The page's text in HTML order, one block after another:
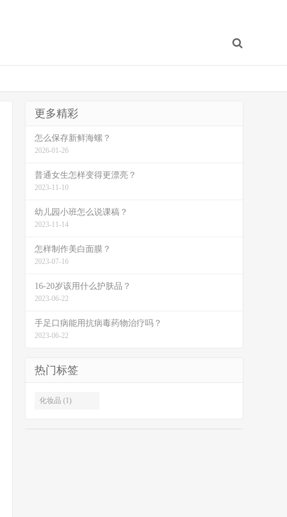
更多精彩
怎么保存新鲜海螺？
2026-01-26
普通女生怎样变得更漂亮？
2023-11-10
幼儿园小班怎么说课稿？
2023-11-14
怎样制作美白面膜？
2023-07-16
16-20岁该用什么护肤品？
2023-06-22
手足口病能用抗病毒药物治疗吗？
2023-06-22
热门标签
化妆品 (1)